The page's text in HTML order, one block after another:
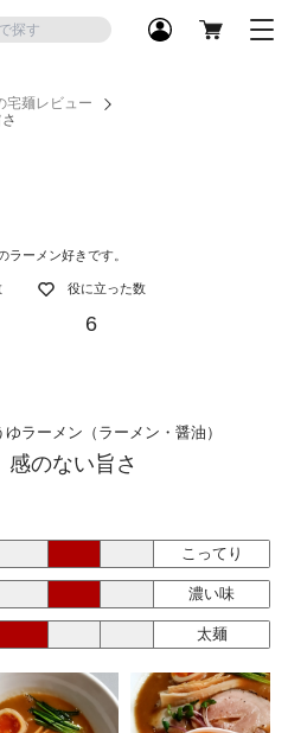
宅麺レビュー
ラーメン好きです。
役に立った数
6
ラーメン（ラーメン・醤油）
のない旨さ
こってり
濃い味
太麺